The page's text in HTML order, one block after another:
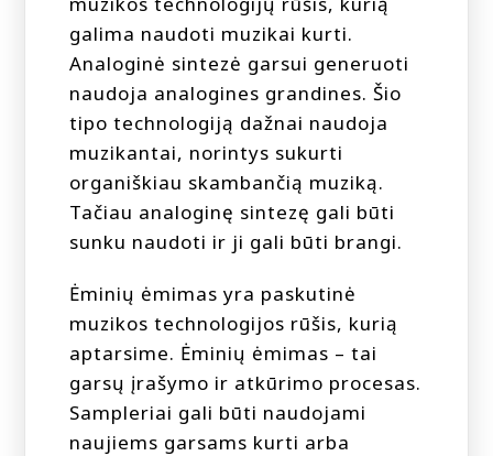
galima naudoti muzikai kurti.
Analoginė sintezė garsui generuoti
naudoja analogines grandines. Šio
tipo technologiją dažnai naudoja
muzikantai, norintys sukurti
organiškiau skambančią muziką.
Tačiau analoginę sintezę gali būti
sunku naudoti ir ji gali būti brangi.
Ėminių ėmimas yra paskutinė
muzikos technologijos rūšis, kurią
aptarsime. Ėminių ėmimas – tai
garsų įrašymo ir atkūrimo procesas.
Sampleriai gali būti naudojami
naujiems garsams kurti arba